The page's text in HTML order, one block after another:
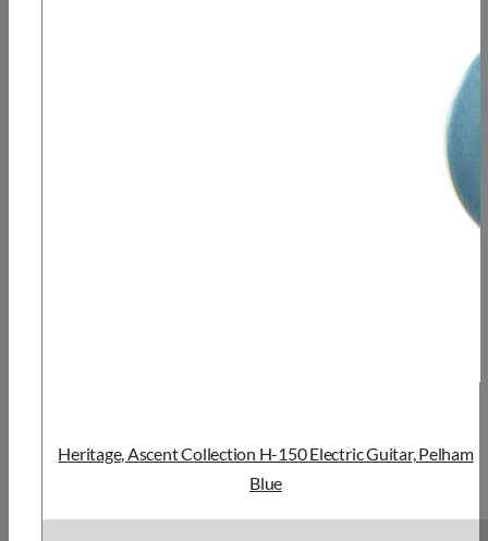
Heritage, Ascent Collection H-150 Electric Guitar, Pelham
Blue